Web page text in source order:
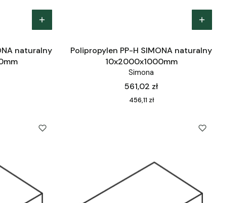
naturalny
Polipropylen PP-H SIMONA naturalny
10x2000x1000mm
Simona
Cena
561,02 zł
Cena
456,11 zł